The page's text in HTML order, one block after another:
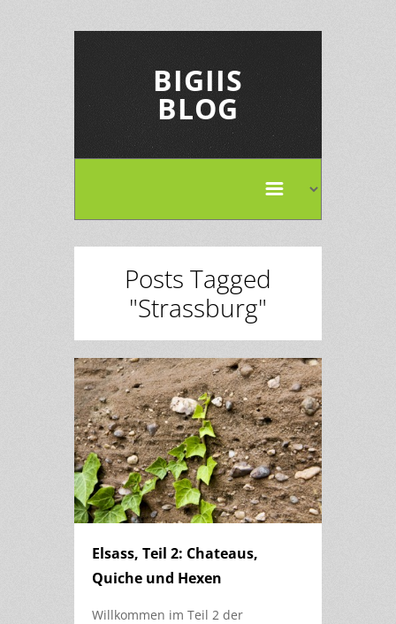
BIGIIS
BLOG
Posts Tagged
"Strassburg"
Elsass, Teil 2: Chateaus,
Quiche und Hexen
Willkommen im Teil 2 der